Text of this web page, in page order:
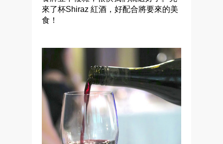
來了杯Shiraz 紅酒，好配合將要來的美
食！